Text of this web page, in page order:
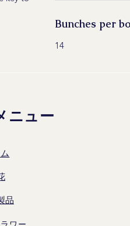
Bunches per
14
ニュー
品
ワー